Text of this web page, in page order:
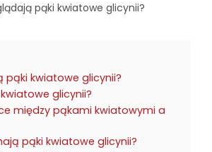
pąki kwiatowe glicynii?
pąki kwiatowe glicynii?
glicynii?
między pąkami kwiatowymi a
pąki kwiatowe glicynii?